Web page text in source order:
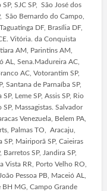
SJC SP, São José dos
São Bernardo do Campo,
DF, Brasília DF,
Vitória. da Conquista
AM, Parintins AM,
AL, Sena.Madureira AC,
AC, Votorantim SP,
Santana de Parnaíba SP,
Leme SP, Assis SP, Rio
Massagistas. Salvador
Venezuela, Belem PA,
Palmas TO, Aracaju,
Mairiporã SP, Caieiras
SP, Jandira SP,
Vista RR, Porto Velho RO,
Pessoa PB, Maceió AL,
BH MG, Campo Grande